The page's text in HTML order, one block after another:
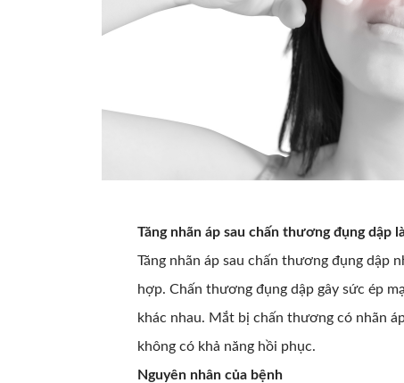
Tăng nhãn áp sau chấn thương đụng dập
Tăng nhãn áp sau chấn thương đụng dập
hợp. Chấn thương đụng dập gây sức ép
khác nhau. Mắt bị chấn thương có nhãn
không có khả năng hồi phục.
Nguyên nhân của bệnh